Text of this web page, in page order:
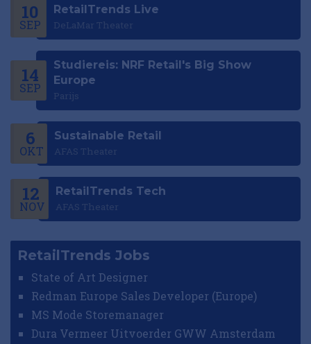
10
SEP
RetailTrends Live
DeLaMar Theater
14
SEP
Studiereis: NRF Retail's Big Show
Europe
Parijs
6
OKT
Sustainable Retail
AFAS Theater
12
NOV
RetailTrends Tech
AFAS Theater
RetailTrends Jobs
State of Art Designer
Redman Europe Sales Developer (Europe)
MS Mode Storemanager
Dura Vermeer Uitvoerder GWW Amsterdam